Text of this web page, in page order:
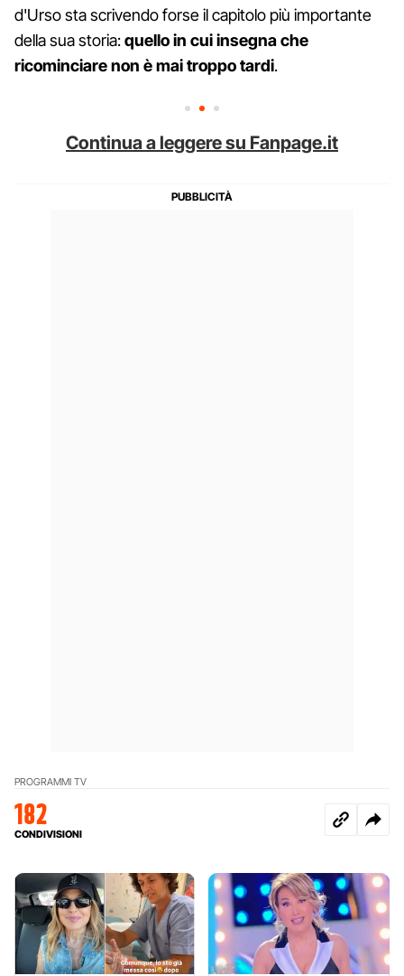
d'Urso sta scrivendo forse il capitolo più importante
della sua storia:quello in cui insegna che
ricominciare non è mai troppo tardi.
Continua a leggere su Fanpage.it
PROGRAMMI TV
182
CONDIVISIONI